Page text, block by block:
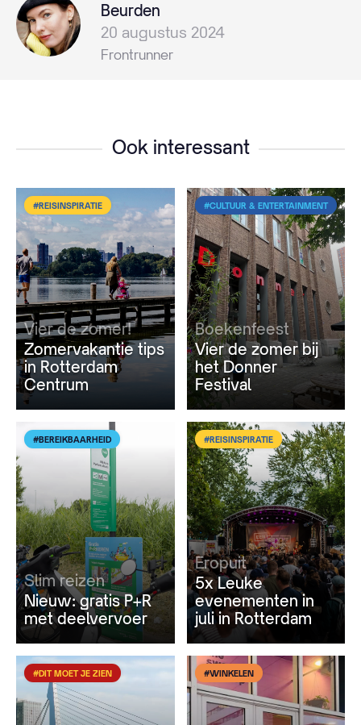
Beurden
20 augustus 2024
Frontrunner
Ook interessant
#REISINSPIRATIE
Vier de zomer!
Zomervakantie tips
in Rotterdam
Centrum
#CULTUUR & ENTERTAINMENT
Boekenfeest
Vier de zomer bij
het Donner
Festival
#BEREIKBAARHEID
Slim reizen
Nieuw: gratis P+R
met deelvervoer
#REISINSPIRATIE
Eropuit
5x Leuke
evenementen in
juli in Rotterdam
#DIT MOET JE ZIEN #WINKELEN